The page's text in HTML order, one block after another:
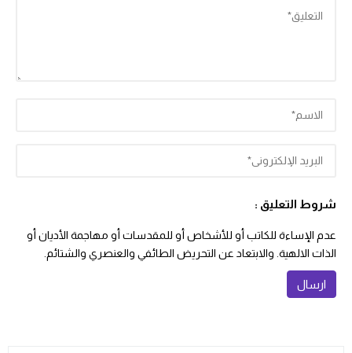
شروط التعليق :
عدم الإساءة للكاتب أو للأشخاص أو للمقدسات أو مهاجمة الأديان أو
الذات الالهية. والابتعاد عن التحريض الطائفي والعنصري والشتائم.